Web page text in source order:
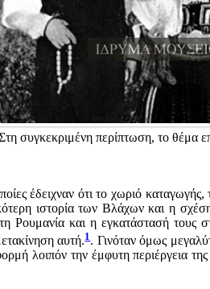
συγκεκριμένη περίπτωση, το θέμα
έδειχναν ότι το χωριό
ιστορία των Βλάχων και η
και η εγκατάστασή τους
αυτή.1. Γινόταν όμως
λοιπόν την έμφυτη περιέργεια